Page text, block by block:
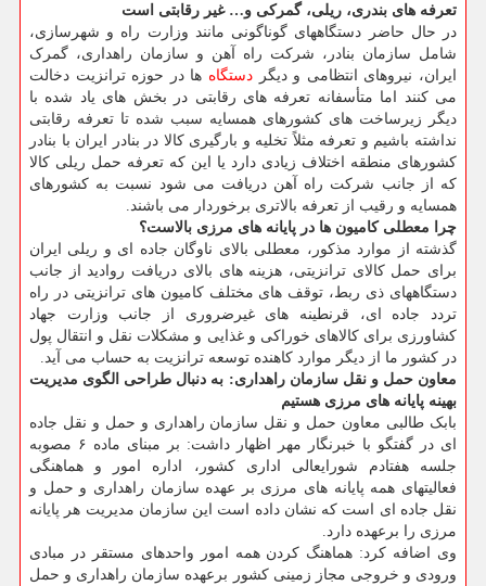
تعرفه های بندری، ریلی، گمرکی و… غیر رقابتی است
در حال حاضر دستگاههای گوناگونی مانند وزارت راه و شهرسازی،
شامل سازمان بنادر، شرکت راه آهن و سازمان راهداری، گمرک
ایران، نیروهای انتظامی و دیگر دستگاه ها در حوزه ترانزیت دخالت
می کنند اما متأسفانه تعرفه های رقابتی در بخش های یاد شده با
دیگر زیرساخت های کشورهای همسایه سبب شده تا تعرفه رقابتی
نداشته باشیم و تعرفه مثلاً تخلیه و بارگیری کالا در بنادر ایران با بنادر
کشورهای منطقه اختلاف زیادی دارد یا این که تعرفه حمل ریلی کالا
که از جانب شرکت راه آهن دریافت می شود نسبت به کشورهای
همسایه و رقیب از تعرفه بالاتری برخوردار می باشند.
چرا معطلی کامیون ها در پایانه های مرزی بالاست؟
گذشته از موارد مذکور، معطلی بالای ناوگان جاده ای و ریلی ایران
برای حمل کالای ترانزیتی، هزینه های بالای دریافت روادید از جانب
دستگاههای ذی ربط، توقف های مختلف کامیون های ترانزیتی در راه
تردد جاده ای، قرنطینه های غیرضروری از جانب وزارت جهاد
کشاورزی برای کالاهای خوراکی و غذایی و مشکلات نقل و انتقال پول
در کشور ما از دیگر موارد کاهنده توسعه ترانزیت به حساب می آید.
معاون حمل و نقل سازمان راهداری: به دنبال طراحی الگوی مدیریت
بهینه پایانه های مرزی هستیم
بابک طالبی معاون حمل و نقل سازمان راهداری و حمل و نقل جاده
ای در گفتگو با خبرنگار مهر اظهار داشت: بر مبنای ماده ۶ مصوبه
جلسه هفتادم شورایعالی اداری کشور، اداره امور و هماهنگی
فعالیتهای همه پایانه های مرزی بر عهده سازمان راهداری و حمل و
نقل جاده ای است که نشان داده است این سازمان مدیریت هر پایانه
مرزی را برعهده دارد.
وی اضافه کرد: هماهنگ کردن همه امور واحدهای مستقر در مبادی
ورودی و خروجی مجاز زمینی کشور برعهده سازمان راهداری و حمل